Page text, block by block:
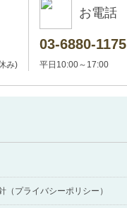
み)
お電話
03-6880-1175
平日10:00～17:00
（プライバシーポリシー）